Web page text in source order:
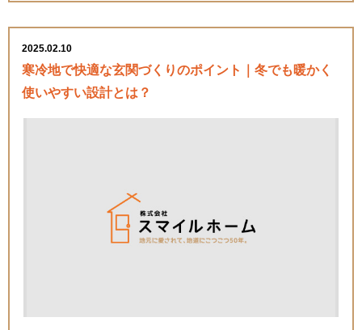
2025.02.10
寒冷地で快適な玄関づくりのポイント｜冬でも暖かく
使いやすい設計とは？